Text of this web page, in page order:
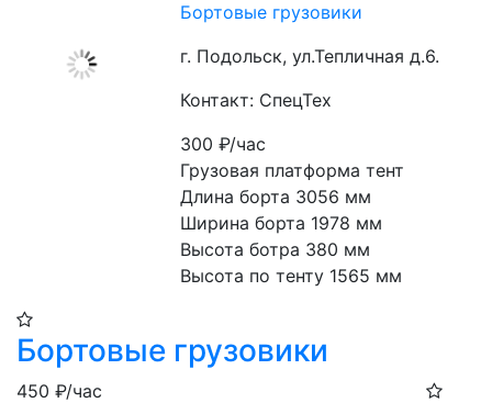
Бортовые грузовики
г. Подольск, ул.Тепличная д.6.
Контакт: СпецТех
300₽/час
Грузовая платформа тент
Длина борта 3056 мм
Ширина борта 1978 мм
Высота ботра 380 мм
Высота по тенту 1565 мм
Бортовые грузовики
450 ₽/час